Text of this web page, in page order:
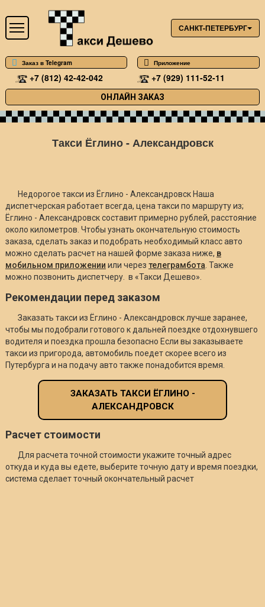
САНКТ-ПЕТЕРБУРГ
Заказ в Telegram Приложение
+7 (812) 42-42-042 +7 (929) 111-52-11
ОНЛАЙН ЗАКАЗ
Такси Ёглино - Александровск
Недорогое такси из Ёглино - Александровск Наша
диспетчерская работает всегда, цена такси по маршруту из;
Ёглино - Александровск составит примерно рублей, расстояние
около километров. Чтобы узнать окончательную стоимость
заказа, сделать заказ и подобрать необходимый класс авто
можно сделать расчет на нашей форме заказа ниже, в
мобильном приложении или через телеграмбота . Также
можно позвонить диспетчеру. в «Такси Дешево».
Рекомендации перед заказом
Заказать такси из Ёглино - Александровск лучше заранее,
чтобы мы подобрали готового к дальней поездке отдохнувшего
водителя и поездка прошла безопасно Если вы заказываете
такси из пригорода, автомобиль поедет скорее всего из
Путербурга и на подачу авто также понадобится время.
ЗАКАЗАТЬ ТАКСИ ЁГЛИНО -
АЛЕКСАНДРОВСК
Расчет стоимости
Для расчета точной стоимости укажите точный адрес
откуда и куда вы едете, выберите точную дату и время поездки,
система сделает точный окончательный расчет